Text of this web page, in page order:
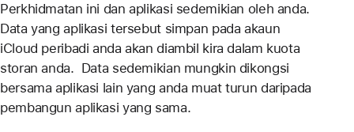
Perkhidmatan ini dan aplikasi sedemikian oleh anda.
Data yang aplikasi tersebut simpan pada akaun
iCloud peribadi anda akan diambil kira dalam kuota
storan anda. Data sedemikian mungkin dikongsi
bersama aplikasi lain yang anda muat turun daripada
pembangun aplikasi yang sama.